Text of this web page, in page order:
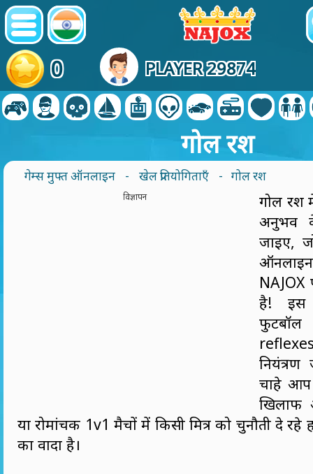
0 PLAYER 29874
गोल रश
गेम्स मुफ्त ऑनलाइन - खेल प्रतियोगिताएँ - गोल रश
विज्ञापन
गोल रश
अनुभव
जाइए,
है! इस
चाहे
या रोमांचक 1v1 मैचों में किसी मित्र को चुनौती दे रहे
का वादा है।